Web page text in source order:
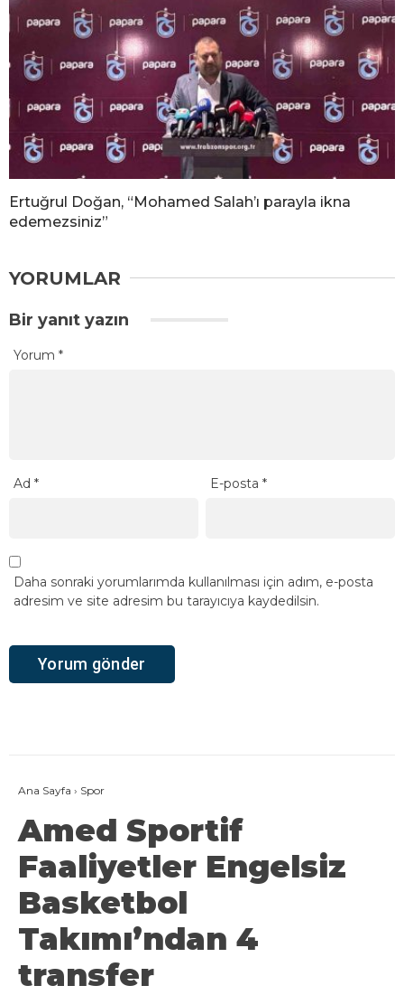
Ertuğrul Doğan, “Mohamed Salah’ı parayla ikna
edemezsiniz”
YORUMLAR
Bir yanıt yazın
Yorum *
Ad * E-posta*
Daha sonraki yorumlarımda kullanılması için adım, e-posta
adresim ve site adresim bu tarayıcıya kaydedilsin.
Ana Sayfa › Spor
Amed Sportif
Faaliyetler Engelsiz
Basketbol
Takımı’ndan 4
transfer